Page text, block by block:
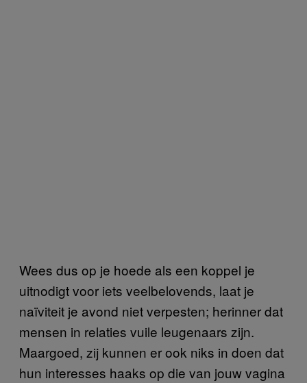
Wees dus op je hoede als een koppel je
uitnodigt voor iets veelbelovends, laat je
naïviteit je avond niet verpesten; herinner dat
mensen in relaties vuile leugenaars zijn.
Maargoed, zij kunnen er ook niks in doen dat
hun interesses haaks op die van jouw vagina